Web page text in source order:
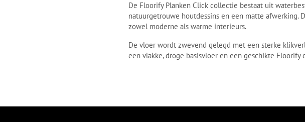
De Floorify Planken Click collectie bestaat uit
natuurgetrouwe houtdessins en een matte afwerking.
zowel moderne als warme interieurs.
De vloer wordt zwevend gelegd met een sterke
een vlakke, droge basisvloer en een geschikte Floorify